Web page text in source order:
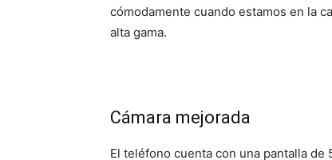
cómodamente cuando estamos en la
alta gama.
Cámara mejorada
El teléfono cuenta con una pantalla